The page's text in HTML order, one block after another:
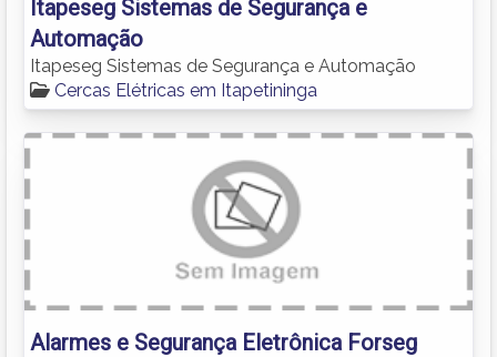
Itapeseg Sistemas de Segurança e
Automação
Itapeseg Sistemas de Segurança e Automação
Cercas Elétricas em Itapetininga
Alarmes e Segurança Eletrônica Forseg